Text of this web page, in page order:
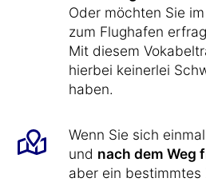
Oder möchten Sie im
zum Flughafen
Mit diesem
hierbei keinerlei
haben.
Wenn Sie sich
und nach dem Weg
aber ein bestimmtes